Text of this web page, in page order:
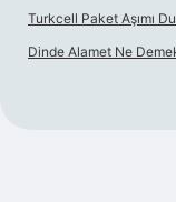
Turkcell Paket Aşımı
Dinde Alamet Ne